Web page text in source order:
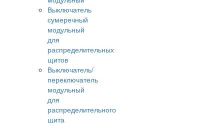
Выключатель
сумеречный
модульный
для
распределительных
щитов
Выключатель/
переключатель
модульный
для
распределительного
щита